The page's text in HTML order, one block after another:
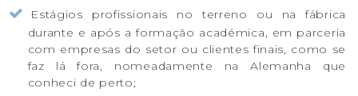
Estágios profissionais no terreno ou na fábrica
durante e após a formação académica, em parceria
com empresas do setor ou clientes finais, como se
faz lá fora, nomeadamente na Alemanha que
conheci de perto;